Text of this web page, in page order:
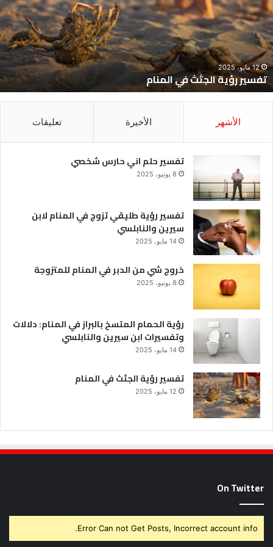
في
المنام
12 مايو، 2025
تفسير رؤية الجثث في المنام
الأشهر الأخيرة تعليقات
تفسير حلم اني حارس شخصي
8 يونيو، 2025
تفسير رؤية طليقي تزوج في المنام لابن
سيرين والنابلسي
14 مايو، 2025
خروج شي من الدبر في المنام للمتزوجة
8 يونيو، 2025
رؤية الحمام المتسخ بالبراز في المنام: دلالات
وتفسيرات ابن سيرين والنابلسي
14 مايو، 2025
تفسير رؤية الجثث في المنام
12 مايو، 2025
On Twitter
Error Can not Get Posts, Incorrect account info.